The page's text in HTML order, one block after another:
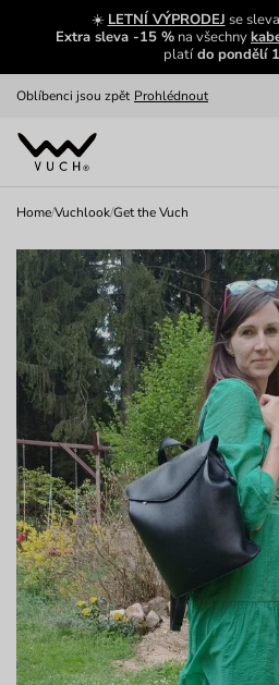
☀️ LETNÍ VÝPRODEJ se
Extra sleva -15 % na všechny
platído pondělí
Zajímavosti ze světa Vuch:
Zobrazit
Oblíbenci jsou zpět Prohlédnout
Nech se inspirovat
Home/Vuchlook/Get the Vuch